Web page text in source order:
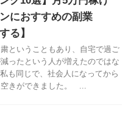
におすすめの副業
る】
ということもあり、自宅で過ご
ったという人が増えたのではな
も同じで、社会人になってから
空きができました。 ...